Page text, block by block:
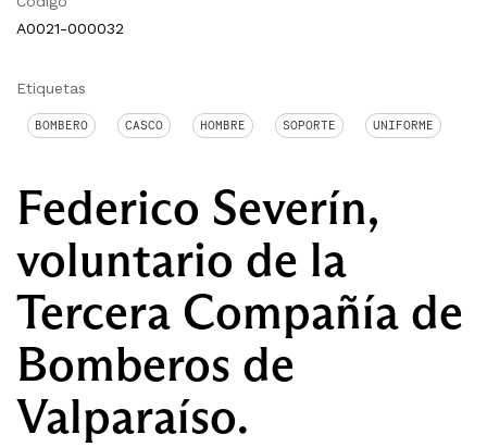
A0021-000032
Etiquetas
BOMBERO CASCO HOMBRE SOPORTE UNIFORME
Federico Severín,
voluntario de la
Tercera Compañía de
Bomberos de
Valparaíso.